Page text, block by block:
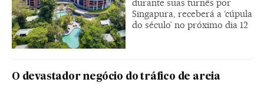
durante suas turnês por
Singapura, receberá a ‘cúpula
do século’ no próximo dia 12
O devastador negócio do tráfico de areia